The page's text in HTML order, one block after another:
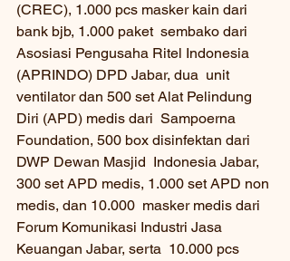
(CREC), 1.000 pcs masker kain dari
bank bjb, 1.000 paket  sembako dari
Asosiasi Pengusaha Ritel Indonesia
(APRINDO) DPD Jabar, dua  unit
ventilator dan 500 set Alat Pelindung
Diri (APD) medis dari  Sampoerna
Foundation, 500 box disinfektan dari
DWP Dewan Masjid  Indonesia Jabar,
300 set APD medis, 1.000 set APD non
medis, dan 10.000  masker medis dari
Forum Komunikasi Industri Jasa
Keuangan Jabar, serta  10.000 pcs